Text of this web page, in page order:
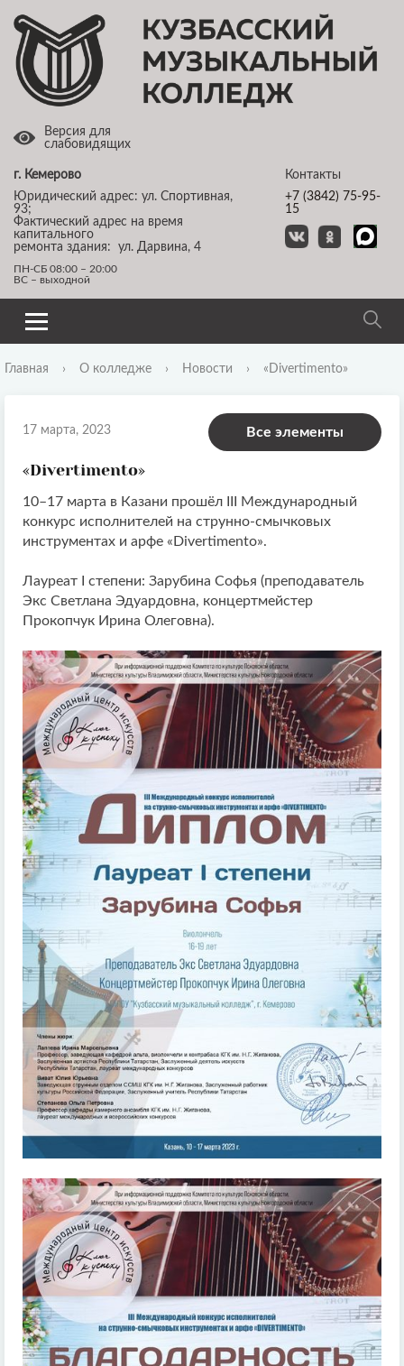
г. Кемерово
Юридический адрес: ул. Спортивная,
93;
Фактический адрес на время
капитального
ремонта здания: ул. Дарвина, 4
ПН-СБ 08:00 – 20:00
ВС – выходной
Контакты
+7 (3842) 75-95-
15
Версия для
слабовидящих
Главная › О колледже › Новости › «Divertimento»
17 марта, 2023 Все элементы
«Divertimento»
10–17 марта в Казани прошёл III Международный
конкурс исполнителей на струнно-смычковых
инструментах и арфе «Divertimento».
Лауреат I степени: Зарубина Софья (преподаватель
Экс Светлана Эдуардовна, концертмейстер
Прокопчук Ирина Олеговна).